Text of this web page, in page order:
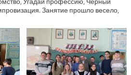
Занятие прошло весело,